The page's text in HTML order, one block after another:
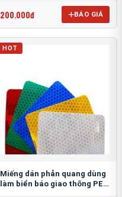
200.000đ BÁO GIÁ
HOT
Miếng dán phản quang dùng
làm biển báo giao thông PEG